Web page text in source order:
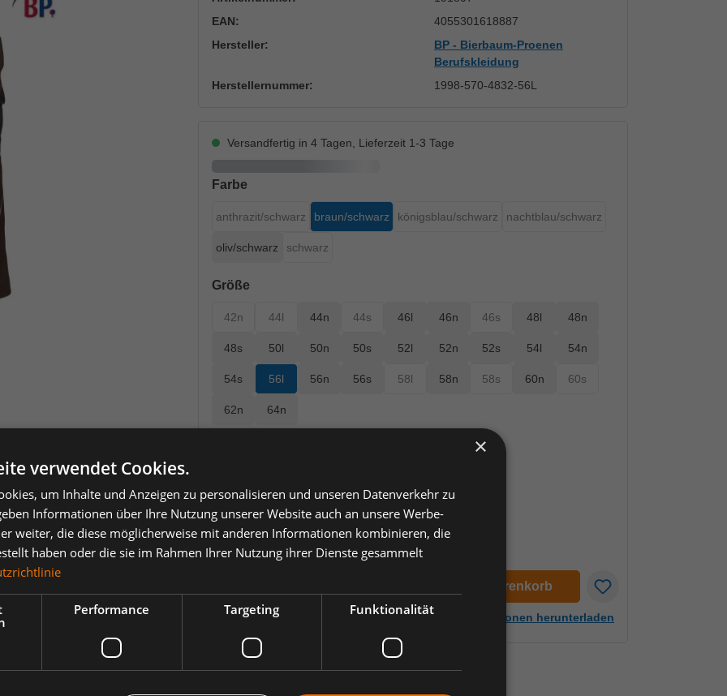
Hersteller:
BP - Bierbaum-Proenen
Berufskleidung
EAN:
4055301618887
Herstellernummer: 1998-570-4832-56L
Versandfertig in 4 Tagen, Lieferzeit 1-3 Tage
Farbe
anthrazit/schwarz
(Diese Option ist zurzeit nicht verfügbar.)
braun/schwarz königsblau/schwarz nachtblau/schwarz
oliv/schwarz schwarz
Größe
42n 44l 44n 44s 46l 46n 46s 48l 48n
48s 50l 50n 50s 52l 52n 52s 54l 54n
54s 56l 56n 56s 58l 58n 58s 60n 60s
62n 64n
(Diese Option ist zurzeit nicht verfügbar.)
98,29 €*
je Stück
In den Warenkorb
Artikelinformationen herunterladen
×
verwendet Cookies.
um Inhalte und Anzeigen zu personalisieren und unseren Datenverkehr zu
Informationen über Ihre Nutzung unserer Website auch an unsere Werbe-
weiter, die diese möglicherweise mit anderen Informationen kombinieren, die
haben oder die sie im Rahmen Ihrer Nutzung ihrer Dienste gesammelt
Performance Targeting Funktionalität